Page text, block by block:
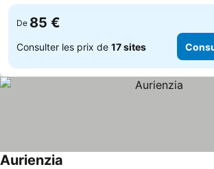
De 85 €
Consulter les prix de 17 sites
Aurienzia